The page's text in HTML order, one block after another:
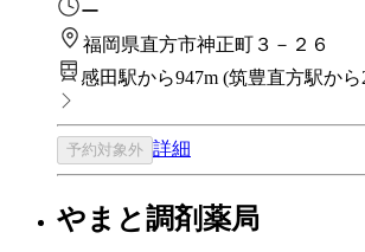
ー
福岡県直方市神正町３－２６
感田駅から947m (筑豊直方駅から
予約対象外 詳細
やまと調剤薬局